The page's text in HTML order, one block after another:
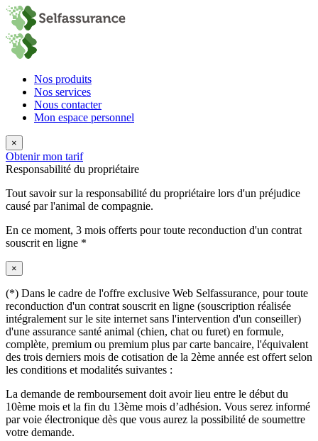
Nos produits
Nos services
Nous contacter
Mon espace personnel
×
Obtenir mon tarif
Responsabilité du propriétaire
Tout savoir sur la responsabilité du propriétaire lors d'un préjudice
causé par l'animal de compagnie.
En ce moment, 3 mois offerts pour toute reconduction d'un contrat
souscrit en ligne *
×
(*) Dans le cadre de l'offre exclusive Web Selfassurance, pour toute
reconduction d'un contrat souscrit en ligne (souscription réalisée
intégralement sur le site internet sans l'intervention d'un conseiller)
d'une assurance santé animal (chien, chat ou furet) en formule,
complète, premium ou premium plus par carte bancaire, l'équivalent
des trois derniers mois de cotisation de la 2ème année est offert selon
les conditions et modalités suivantes :
La demande de remboursement doit avoir lieu entre le début du
10ème mois et la fin du 13ème mois d’adhésion. Vous serez informé
par voie électronique dès que vous aurez la possibilité de soumettre
votre demande.